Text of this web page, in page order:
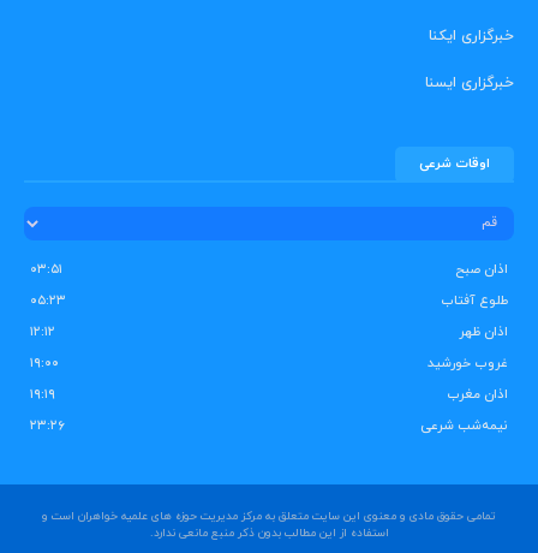
خبرگزاری ایکنا
خبرگزاری ایسنا
اوقات شرعی
اذان صبح
۰۳:۵۱
طلوع آفتاب
۰۵:۲۳
اذان ظهر
۱۲:۱۲
غروب خورشید
۱۹:۰۰
اذان مغرب
۱۹:۱۹
نیمه‌شب شرعی
۲۳:۲۶
تمامی حقوق مادی و معنوی این سایت متعلق به مرکز مدیریت حوزه های علمیه خواهران است و
استفاده از این مطالب بدون ذکر منبع مانعی ندارد.